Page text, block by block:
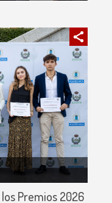
Premios 2026